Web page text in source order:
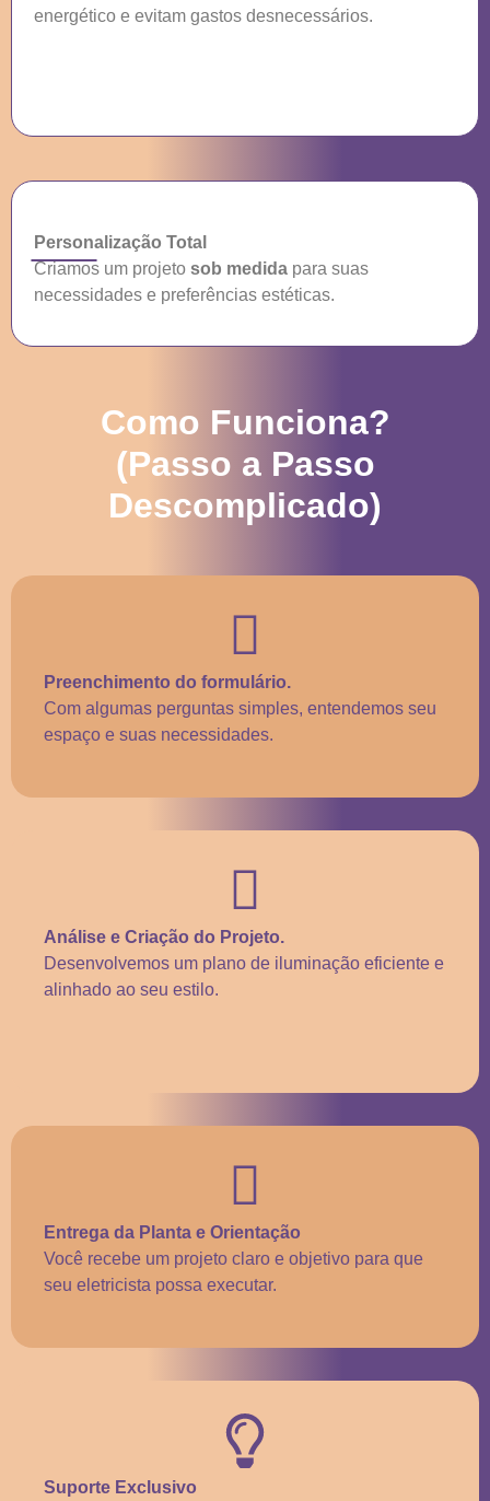
energético e evitam gastos desnecessários.
Personalização Total
Criamos um projeto sob medida para suas
necessidades e preferências estéticas.
Como Funciona?
(Passo a Passo
Descomplicado)
Preenchimento do formulário.
Com algumas perguntas simples, entendemos seu
espaço e suas necessidades.
Análise e Criação do Projeto.
Desenvolvemos um plano de iluminação eficiente e
alinhado ao seu estilo.
Entrega da Planta e Orientação
Você recebe um projeto claro e objetivo para que
seu eletricista possa executar.
Suporte Exclusivo